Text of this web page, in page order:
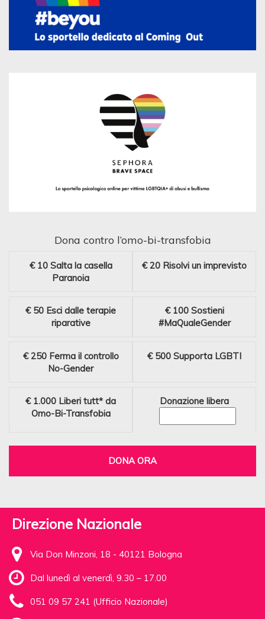
Dona contro l’omo-bi-transfobia
€ 10 Salta la casella
Paranoia
€ 20 Risolvi un imprevisto
€ 50 Esci dalle terapie
riparative
€ 100 Sostieni
#MaQualeGender
€ 250 Ferma il controllo
No-Gender
€ 500 Supporta LGBTI
€ 1.000 Liberi tutt* da
Omo-Bi-Transfobia
Donazione libera
DONA ORA
Direzione Nazionale
Via Don Minzoni, 18 - 40121 Bologna
Dal lunedì al venerdì, 9.30 – 17.00
051 09 57 241 (Ufficio Nazionale)